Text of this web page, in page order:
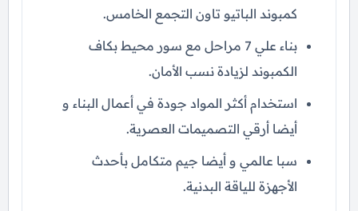
كمبوند الباتيو تاون التجمع الخامس.
بناء علي 7 مراحل مع سور محيط بكاف
الكمبوند لزيادة نسب الأمان.
استخدام أكثر المواد جودة في أعمال البناء و
أيضا أرقي التصميمات العصرية.
سبا عالمي و أيضا جيم متكامل بأحدث
الأجهزة للياقة البدنية.